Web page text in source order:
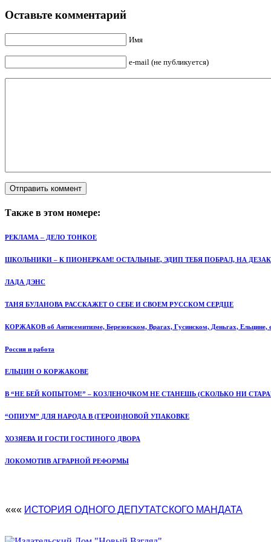
Оставьте комментарий
Имя
e-mail (не публикуется)
Также в этом номере:
РЕКЛАМА – ДЕЛО ТОНКОЕ
ШКОЛЬНИКИ – К ПИОНЕРКАМ! ОСТАЛЬНЫЕ, ЭДИП ТЕБЯ ПОБРАЛ, НА
ЛАДА ДЭНС
ТАНЯ БУЛАНОВА РАССКАЖЕТ О СЕБЕ И СВОЕМ РУССКОМ СЕРДЦЕ
КОРЖАКОВ об Антисемитизме, Березовском, Врагах, Гусинском, Деньгах, Ельцине,
Россия и работа
ЕЛЬЦИН О КОРЖАКОВЕ
В “НЕ БЕЙ КОПЫТОМ!” – КОЗЛЕНОЧКОМ НЕ СТАНЕШЬ (СКОЛЬКО НИ
“ОПИУМ” ДЛЯ НАРОДА В (ГЕРОИ)НОВОЙ УПАКОВКЕ
ХОЗЯЕВА И ГОСТИ ГОСТИНОГО ДВОРА
ЛОКОМОТИВ АГРАРНОЙ РЕФОРМЫ
««« ИСТОРИЯ ОДНОГО ДЕПУТАТСКОГО МАНДАТА